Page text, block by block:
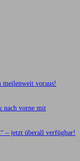
meilenweit voraus!
nach vorne mit
– jetzt überall verfügbar!